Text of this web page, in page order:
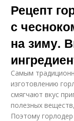
Рецепт
с
на зиму.
Самым
изготовлению
смягчают вкус
полезных
Поэтому